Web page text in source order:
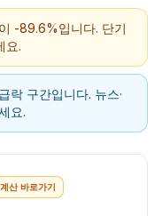
-89.6%입니다. 단기
요.
락 구간입니다. 뉴스·
요.
산 바로가기